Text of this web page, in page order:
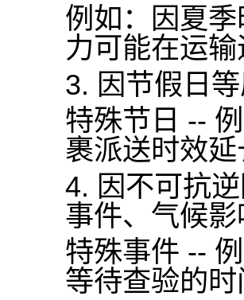
例如：因夏
力可能在运
3. 因节假日
特殊节日 --
裹派送时效延
4. 因不可抗
事件、气候
特殊事件 --
等待查验的时